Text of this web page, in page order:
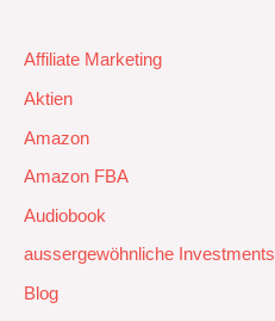
Affiliate Marketing
Aktien
Amazon
Amazon FBA
Audiobook
aussergewöhnliche Investments
Blog